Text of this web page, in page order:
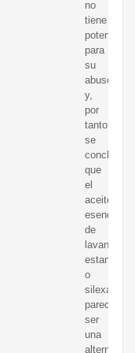
no
tiene
potencial
para
su
abuso,
y,
por
tanto,
se
concluyó
que
el
aceite
esencial
de
lavanda
o
silexan
parece
ser
una
alternativa